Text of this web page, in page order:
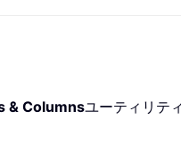
& Columnsユーティリテ